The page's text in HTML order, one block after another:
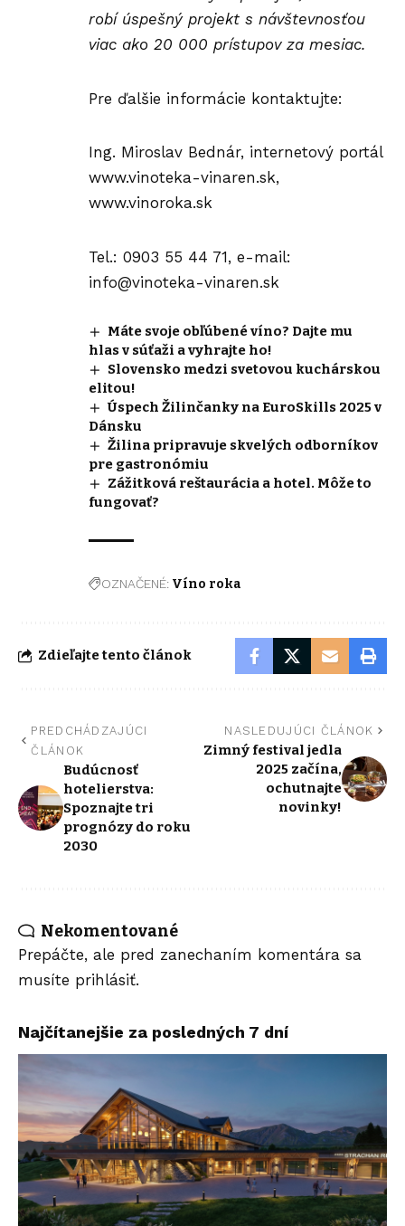
robí úspešný projekt s návštevnosťou
viac ako 20 000 prístupov za mesiac.
Pre ďalšie informácie kontaktujte:
Ing. Miroslav Bednár, internetový portál
www.vinoteka-vinaren.sk,
www.vinoroka.sk
Tel.: 0903 55 44 71, e-mail:
info@vinoteka-vinaren.sk
Máte svoje obľúbené víno? Dajte mu
hlas v súťaži a vyhrajte ho!
Slovensko medzi svetovou kuchárskou
elitou!
Úspech Žilinčanky na EuroSkills 2025 v
Dánsku
Žilina pripravuje skvelých odborníkov
pre gastronómiu
Zážitková reštaurácia a hotel. Môže to
fungovať?
OZNAČENÉ: Víno roka
Zdieľajte tento článok
PREDCHÁDZAJÚCI
ČLÁNOK
Budúcnosť
hotelierstva:
Spoznajte tri
prognózy do roku
2030
NASLEDUJÚCI ČLÁNOK
Zimný festival jedla
2025 začína,
ochutnajte
novinky!
Nekomentované
Prepáčte, ale pred zanechaním komentára sa
musíte prihlásiť.
Najčítanejšie za posledných 7 dní